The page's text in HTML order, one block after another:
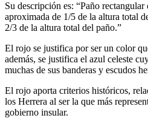
Su descripción es: “Paño
aproximada de 1/5 de la altura total
2/3 de la altura total del paño.”
El rojo se justifica por ser un color
además, se justifica el azul celeste
muchas de sus banderas y escudos
El rojo aporta criterios históricos,
los Herrera al ser la que más
gobierno insular.